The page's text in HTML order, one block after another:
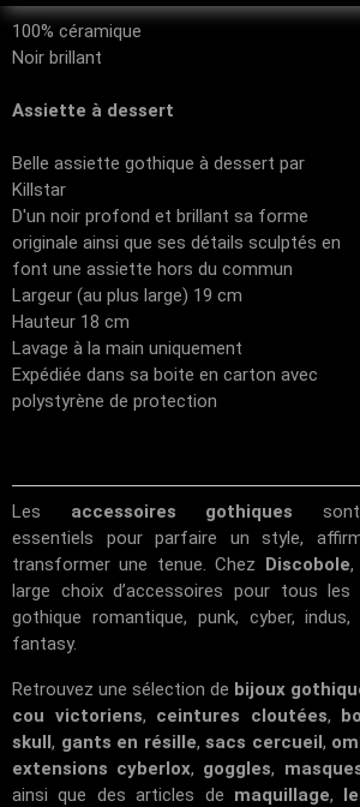
100% céramique
Noir brillant
Assiette à dessert
Belle assiette gothique à dessert par
Killstar
D'un noir profond et brillant sa forme
originale ainsi que ses détails sculptés en
font une assiette hors du commun
Largeur (au plus large) 19 cm
Hauteur 18 cm
Lavage à la main uniquement
Expédiée dans sa boite en carton avec
polystyrène de protection
Les accessoires gothiques sont
essentiels pour parfaire un style,
transformer une tenue. Chez Discobole,
large choix d’accessoires pour tous
gothique romantique, punk, cyber,
fantasy.
Retrouvez une sélection de bijoux
cou victoriens, ceintures cloutées,
skull, gants en résille, sacs cercueil,
extensions cyberlox, goggles,
ainsi que des articles de maquillage,